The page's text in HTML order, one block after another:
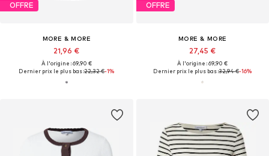
OFFRE
MORE & MORE
21,96 €
À l'origine : 69,90 €
Dernier prix le plus bas :22,32 €-1%
OFFRE
MORE & MORE
27,45 €
À l'origine : 69,90 €
Dernier prix le plus bas :32,94 €-16%